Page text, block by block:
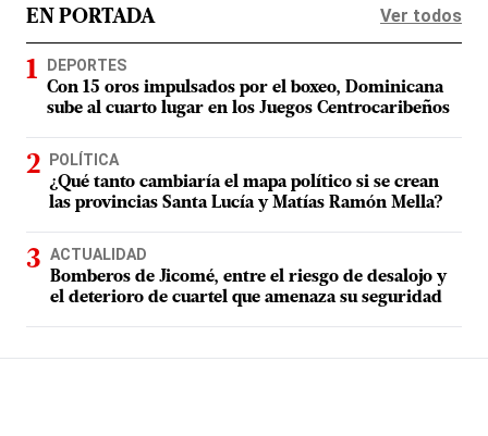
EN PORTADA Ver todos
DEPORTES
Con 15 oros impulsados por el boxeo, Dominicana
sube al cuarto lugar en los Juegos Centrocaribeños
POLÍTICA
¿Qué tanto cambiaría el mapa político si se crean
las provincias Santa Lucía y Matías Ramón Mella?
ACTUALIDAD
Bomberos de Jicomé, entre el riesgo de desalojo y
el deterioro de cuartel que amenaza su seguridad